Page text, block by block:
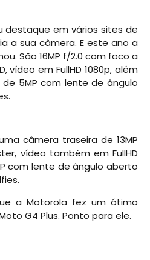
destaque em vários sites de
a sua câmera. E este ano a
São 16MP f/2.0 com foco a
vídeo em FullHD 1080p, além
5MP com lente de ângulo
câmera traseira de 13MP
vídeo também em FullHD
com lente de ângulo aberto
a Motorola fez um ótimo
G4 Plus. Ponto para ele.